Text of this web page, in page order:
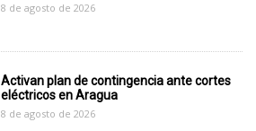
8 de agosto de 2026
Activan plan de contingencia ante cortes
eléctricos en Aragua
8 de agosto de 2026